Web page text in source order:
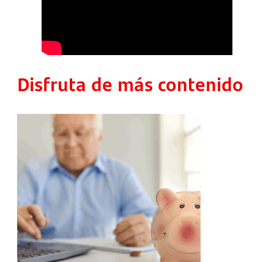
Disfruta de más contenido